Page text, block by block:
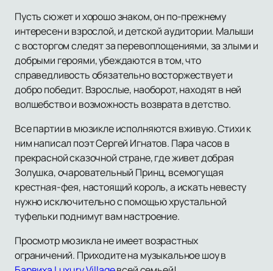
Пусть сюжет и хорошо знаком, он по-прежнему
интересен и взрослой, и детской аудитории. Малыши
с восторгом следят за перевоплощениями, за злыми и
добрыми героями, убеждаются в том, что
справедливость обязательно восторжествует и
добро победит. Взрослые, наоборот, находят в ней
волшебство и возможность возврата в детство.
Все партии в мюзикле исполняются вживую. Стихи к
ним написал поэт Сергей Игнатов. Пара часов в
прекрасной сказочной стране, где живет добрая
Золушка, очаровательный Принц, всемогущая
крестная-фея, настоящий король, а искать невесту
нужно исключительно с помощью хрустальной
туфельки поднимут вам настроение.
Просмотр мюзикла не имеет возрастных
ограничений. Приходите на музыкальное шоу в